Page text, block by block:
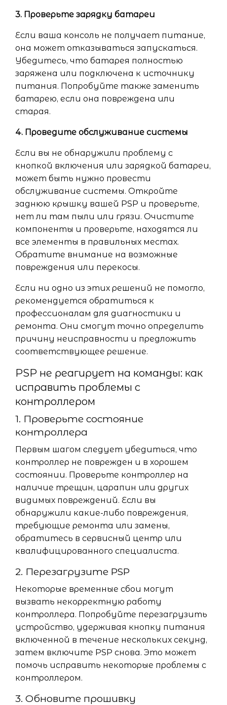
3. Проверьте зарядку батареи
Если ваша консоль не получает питание,
она может отказываться запускаться.
Убедитесь, что батарея полностью
заряжена или подключена к источнику
питания. Попробуйте также заменить
батарею, если она повреждена или
старая.
4. Проведите обслуживание системы
Если вы не обнаружили проблему с
кнопкой включения или зарядкой батареи,
может быть нужно провести
обслуживание системы. Откройте
заднюю крышку вашей PSP и проверьте,
нет ли там пыли или грязи. Очистите
компоненты и проверьте, находятся ли
все элементы в правильных местах.
Обратите внимание на возможные
повреждения или перекосы.
Если ни одно из этих решений не помогло,
рекомендуется обратиться к
профессионалам для диагностики и
ремонта. Они смогут точно определить
причину неисправности и предложить
соответствующее решение.
PSP не реагирует на команды: как
исправить проблемы с
контроллером
1. Проверьте состояние
контроллера
Первым шагом следует убедиться, что
контроллер не поврежден и в хорошем
состоянии. Проверьте контроллер на
наличие трещин, царапин или других
видимых повреждений. Если вы
обнаружили какие-либо повреждения,
требующие ремонта или замены,
обратитесь в сервисный центр или
квалифицированного специалиста.
2. Перезагрузите PSP
Некоторые временные сбои могут
вызвать некорректную работу
контроллера. Попробуйте перезагрузить
устройство, удерживая кнопку питания
включенной в течение нескольких секунд,
затем включите PSP снова. Это может
помочь исправить некоторые проблемы с
контроллером.
3. Обновите прошивку